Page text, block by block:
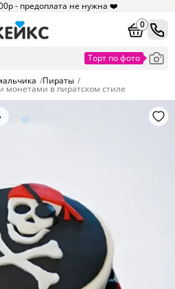
- предоплата не нужна ❤️
0
/Пираты /
монетами в пиратском стиле